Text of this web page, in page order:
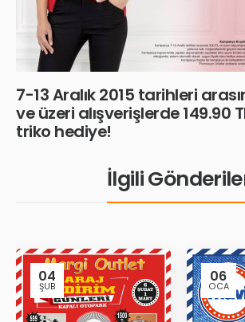
7-13 Aralık 2015 tarihleri
ve üzeri alışverişlerde 149.90
triko hediye!
İlgili
04
ŞUB
06
OCA